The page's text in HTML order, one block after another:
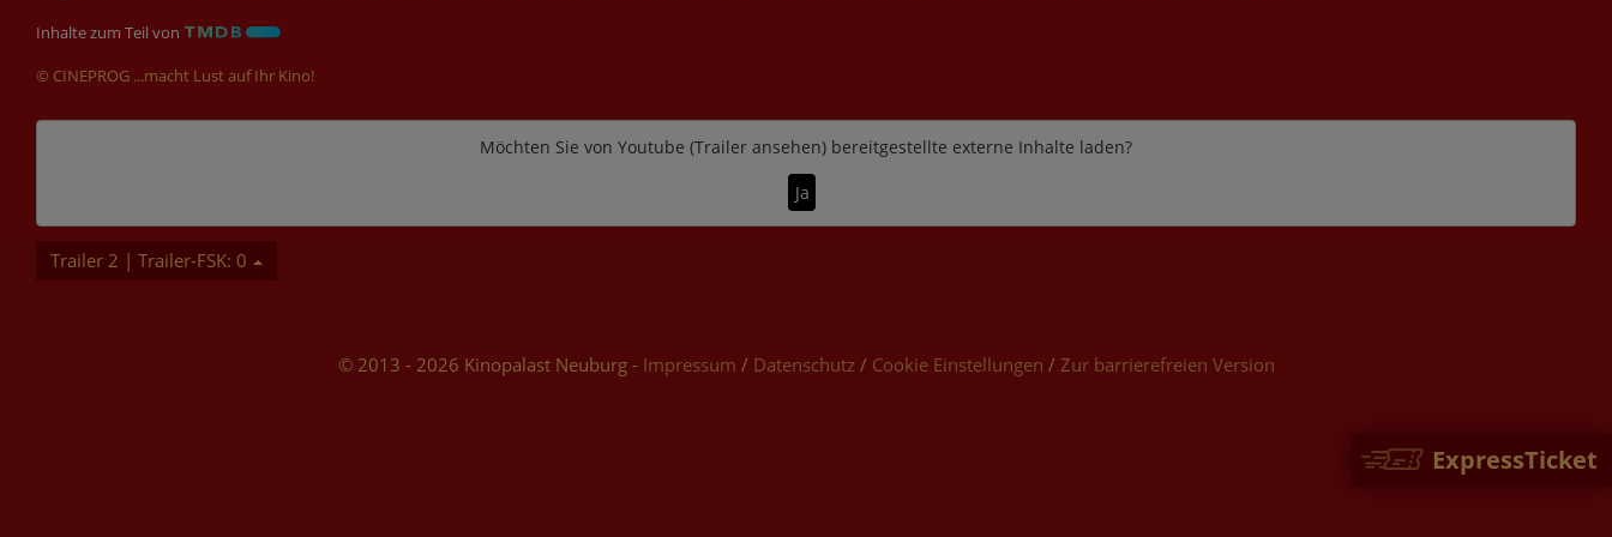
ExpressTicket
Inhalte zum Teil von
© CINEPROG ...macht Lust auf Ihr Kino!
Möchten Sie von Youtube (Trailer ansehen) bereitgestellte externe Inhalte laden?
Ja
Trailer 2 | Trailer-FSK: 0
© 2013 - 2026 Kinopalast Neuburg - Impressum / Datenschutz/ Cookie Einstellungen / Zur barrierefreien Version